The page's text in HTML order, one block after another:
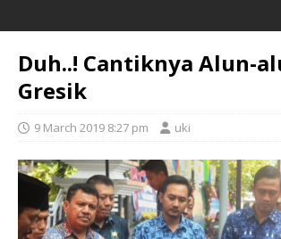
Duh..! Cantiknya Alun-
Gresik
9 March 2019 8:27 pm uki